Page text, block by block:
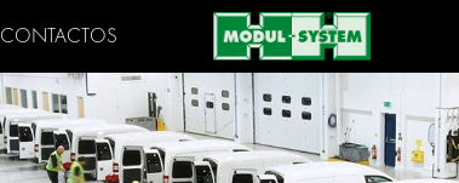
CONTACTOS